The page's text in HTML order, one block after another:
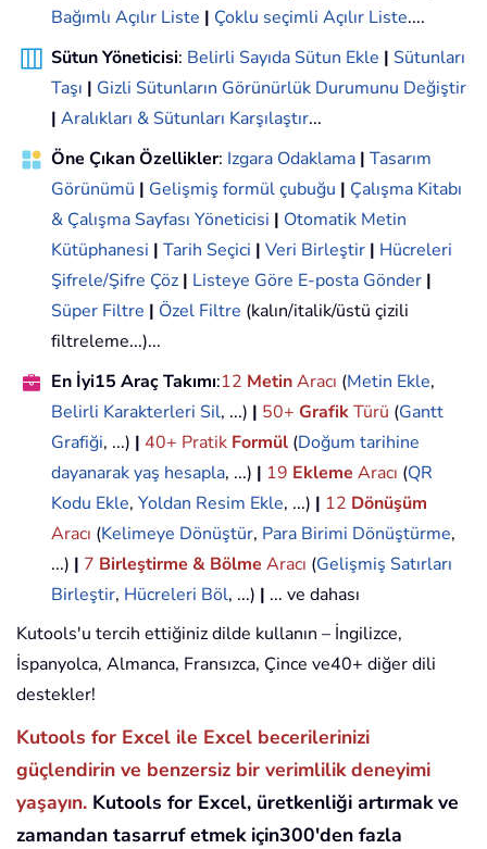
Bağımlı Açılır Liste | Çoklu seçimli Açılır Liste....
Sütun Yöneticisi: Belirli Sayıda Sütun Ekle | Sütunları
Taşı | Gizli Sütunların Görünürlük Durumunu Değiştir
| Aralıkları & Sütunları Karşılaştır...
Öne Çıkan Özellikler: Izgara Odaklama | Tasarım
Görünümü | Gelişmiş formül çubuğu | Çalışma Kitabı
& Çalışma Sayfası Yöneticisi | Otomatik Metin
Kütüphanesi | Tarih Seçici | Veri Birleştir | Hücreleri
Şifrele/Şifre Çöz | Listeye Göre E-posta Gönder |
Süper Filtre | Özel Filtre (kalın/italik/üstü çizili
filtreleme...)...
En İyi15 Araç Takımı:12 MetinAracı (Metin Ekle,
Belirli Karakterleri Sil, ...) | 50+ GrafikTürü (Gantt
Grafiği, ...) | 40+ Pratik Formül (Doğum tarihine
dayanarak yaş hesapla, ...) | 19 Ekleme Aracı (QR
Kodu Ekle, Yoldan Resim Ekle, ...) | 12 Dönüşüm
Aracı (Kelimeye Dönüştür, Para Birimi Dönüştürme,
...) | 7 Birleştirme & Bölme Aracı (Gelişmiş Satırları
Birleştir, Hücreleri Böl, ...) | ... ve dahası
Kutools'u tercih ettiğiniz dilde kullanın – İngilizce,
İspanyolca, Almanca, Fransızca, Çince ve40+ diğer dili
destekler!
Kutools for Excel ile Excel becerilerinizi
güçlendirin ve benzersiz bir verimlilik deneyimi
yaşayın. Kutools for Excel, üretkenliği artırmak ve
zamandan tasarruf etmek için300'den fazla